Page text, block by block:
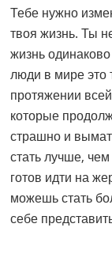
Тебе нужно
твоя жизнь. Ты
жизнь
люди в мире это
протяжении
которые
страшно и
стать лучше,
готов идти на
можешь стать
себе